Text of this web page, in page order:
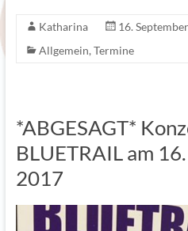
Katharina
16.
Allgemein,Termine
*ABGESAGT*
BLUETRAIL am
2017